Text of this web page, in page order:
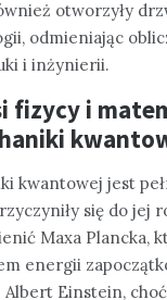
otworzyły
odmieniając
i inżynierii.
fizycy i
kwantowej jest
się do jej
Maxa Plancka,
energii
Einstein,